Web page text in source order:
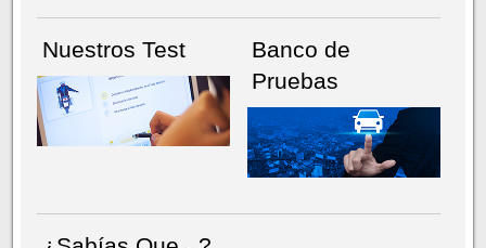
Nuestros Test
Banco de
Pruebas